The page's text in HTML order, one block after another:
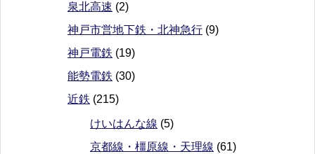
泉北高速 (2)
神戸市営地下鉄・北神急行 (9)
神戸電鉄 (19)
能勢電鉄 (30)
近鉄 (215)
けいはんな線 (5)
京都線・橿原線・天理線 (61)